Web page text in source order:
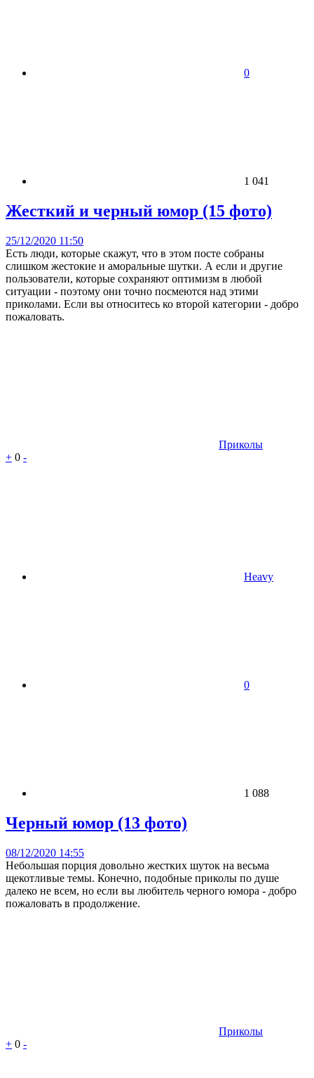
0
1 041
Жесткий и черный юмор (15 фото)
25/12/2020 11:50
Есть люди, которые скажут, что в этом посте собраны
слишком жестокие и аморальные шутки. А если и другие
пользователи, которые сохраняют оптимизм в любой
ситуации - поэтому они точно посмеются над этими
приколами. Если вы относитесь ко второй категории - добро
пожаловать.
Приколы
+ 0 -
Heavy
0
1 088
Черный юмор (13 фото)
08/12/2020 14:55
Небольшая порция довольно жестких шуток на весьма
щекотливые темы. Конечно, подобные приколы по душе
далеко не всем, но если вы любитель черного юмора - добро
пожаловать в продолжение.
Приколы
+ 0 -